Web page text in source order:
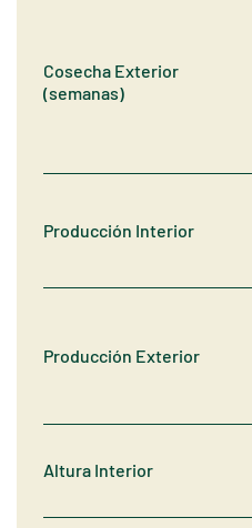
Cosecha Exterior
(semanas)
Producción Interior
Producción Exterior
Altura Interior